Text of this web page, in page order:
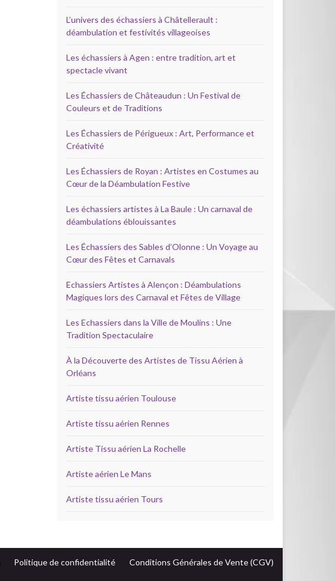
L’univers des échassiers à Châtellerault :
déambulation et festivités villageoises
Les échassiers à Agen : entre tradition, art et
spectacle vivant
Les Échassiers de Châteaudun : Un Festival de
Couleurs et de Traditions
Les Échassiers de Périgueux : Art, Performance et
Créativité
Les Échassiers de Royan : Artistes en Costumes au
Cœur de la Déambulation Festive
Les échassiers artistes à La Baule : Un carnaval de
déambulations éblouissantes
Les Échassiers des Sables d’Olonne : Un Voyage au
Cœur des Fêtes et Carnavals
Echassiers Artistes à Alençon : Déambulations
Magiques lors des Carnaval et Fêtes de Village
Les Echassiers dans la Ville de Moulins : Une
Tradition Spectaculaire
À la Découverte des Artistes de Tissu Aérien à
Orléans
Artiste tissu aérien Toulouse
Artiste tissu aérien Rennes
Artiste Tissu aérien La Rochelle
Artiste aérien Le Mans
Artiste tissu aérien Tours
Politique de confidentialité Conditions Générales de Vente (CGV)